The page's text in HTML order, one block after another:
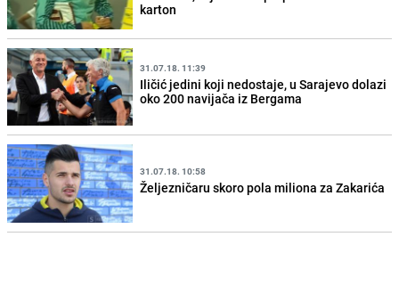
karton
31.07.18. 11:39
Iličić jedini koji nedostaje, u Sarajevo dolazi
oko 200 navijača iz Bergama
31.07.18. 10:58
Željezničaru skoro pola miliona za Zakarića